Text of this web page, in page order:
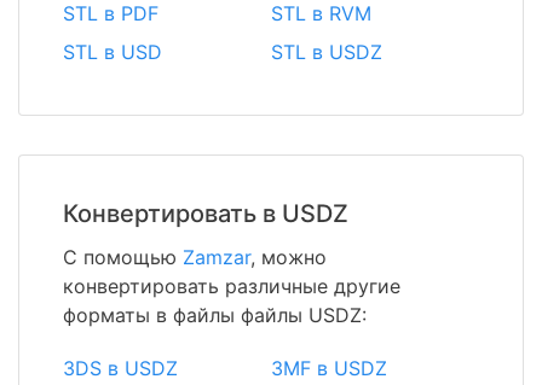
STL в PDF
STL в RVM
STL в USD
STL в USDZ
Конвертировать в USDZ
С помощью Zamzar, можно
конвертировать различные другие
форматы в файлы файлы USDZ:
3DS в USDZ
3MF в USDZ